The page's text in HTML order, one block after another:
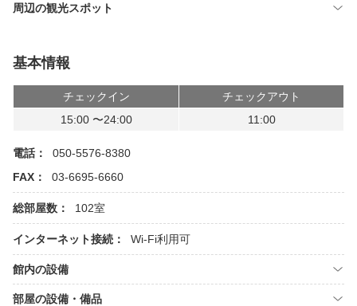
周辺の観光スポット
基本情報
チェックイン
チェックアウト
15:00 〜24:00
11:00
電話：
050-5576-8380
FAX：
03-6695-6660
総部屋数： 102室
インターネット接続： Wi-Fi利用可
館内の設備
部屋の設備・備品